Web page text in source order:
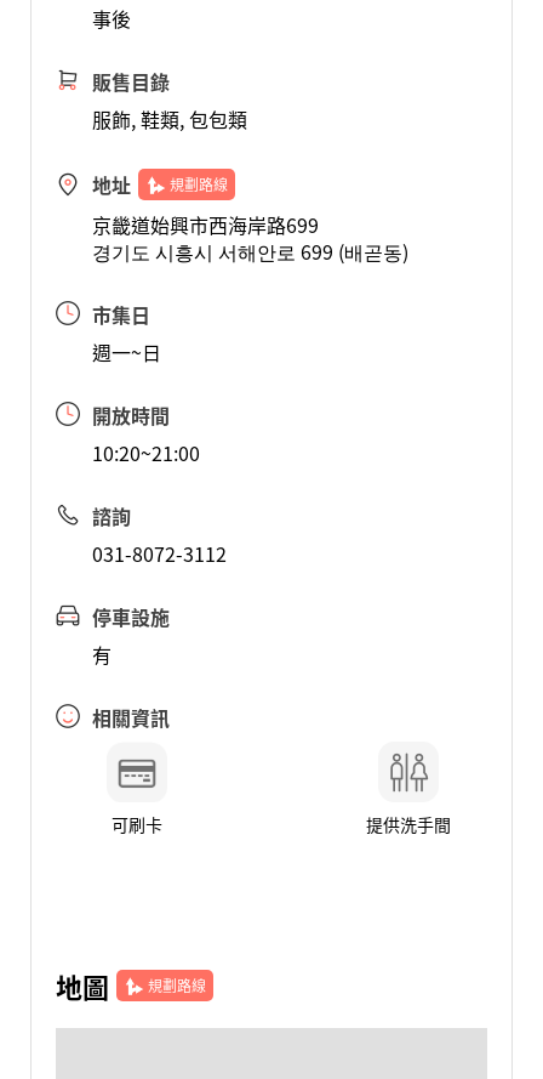
事後
販售目錄
服飾, 鞋類, 包包類
地址 規劃路線
京畿道始興市西海岸路699
경기도 시흥시 서해안로 699 (배곧동)
市集日
週一~日
開放時間
10:20~21:00
諮詢
031-8072-3112
停車設施
有
相關資訊
可刷卡 提供洗手間
地圖 規劃路線